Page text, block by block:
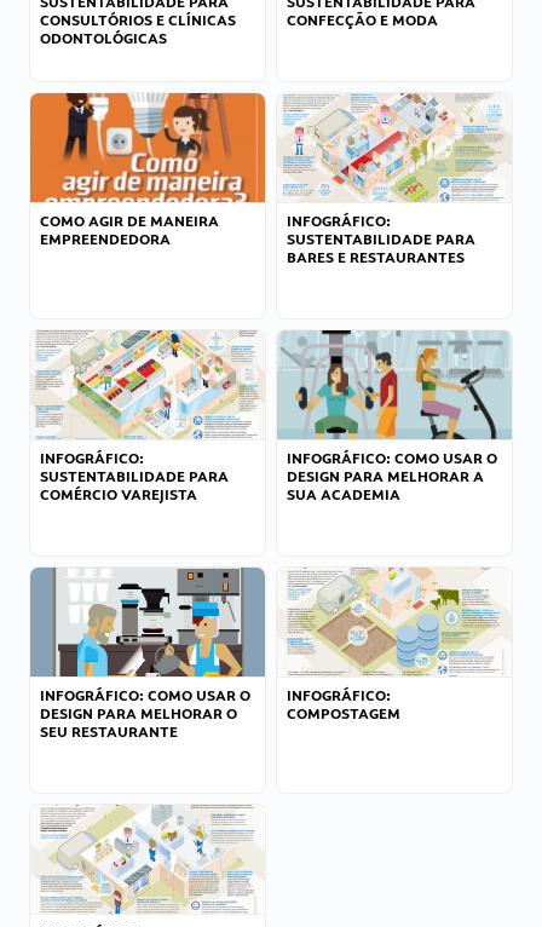
CONSULTÓRIOS E CLÍNICAS
ODONTOLÓGICAS
CONFECÇÃO E MODA
COMO AGIR DE MANEIRA
EMPREENDEDORA
INFOGRÁFICO:
SUSTENTABILIDADE PARA
BARES E RESTAURANTES
INFOGRÁFICO:
SUSTENTABILIDADE PARA
COMÉRCIO VAREJISTA
INFOGRÁFICO: COMO USAR O
DESIGN PARA MELHORAR A
SUA ACADEMIA
INFOGRÁFICO: COMO USAR O
DESIGN PARA MELHORAR O
SEU RESTAURANTE
INFOGRÁFICO:
COMPOSTAGEM